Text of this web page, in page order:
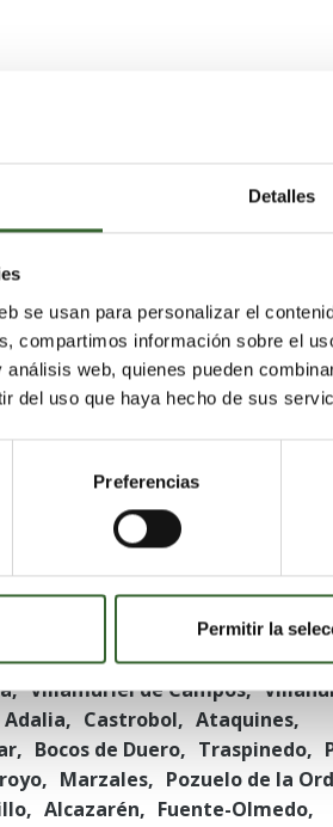
Detalles
se usan para personalizar el
compartimos información sobre el
web, quienes pueden
del uso que haya hecho de sus
Preferencias
Permitir la
Llano de Olmedo
Bustillo de
Villamuriel de Campos
Adalia Castrobol
Ataquines
Bocos de Duero Traspinedo
Marzales
Pozuelo de la
Alcazarén
Fuente-Olmedo